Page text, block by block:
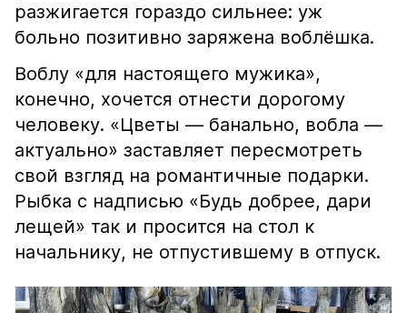
разжигается гораздо сильнее: уж
больно позитивно заряжена воблёшка.
Воблу «для настоящего мужика»,
конечно, хочется отнести дорогому
человеку. «Цветы — банально, вобла —
актуально» заставляет пересмотреть
свой взгляд на романтичные подарки.
Рыбка с надписью «Будь добрее, дари
лещей» так и просится на стол к
начальнику, не отпустившему в отпуск.